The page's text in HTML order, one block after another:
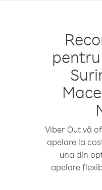
Viber Out vă
apelare la
una din
apelare